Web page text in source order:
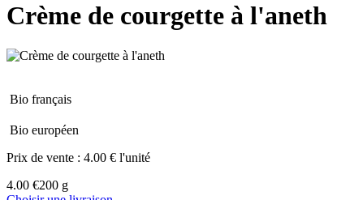
Crème de courgette à l'aneth
Bio français
Bio européen
Prix de vente : 4.00 € l'unité
4.00 €200 g